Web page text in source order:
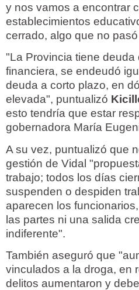
y nos vamos a encontrar
establecimientos
cerrado, algo que no
"La Provincia tiene deuda
financiera, se endeudó
deuda a corto plazo, en
elevada", puntualizó
esto tendría que estar
gobernadora María
A su vez, puntualizó que
gestión de Vidal
trabajo; todos los días
suspenden o despiden
aparecen los
las partes ni una salida
indiferente".
También aseguró que
vinculados a la droga, en
delitos aumentaron y